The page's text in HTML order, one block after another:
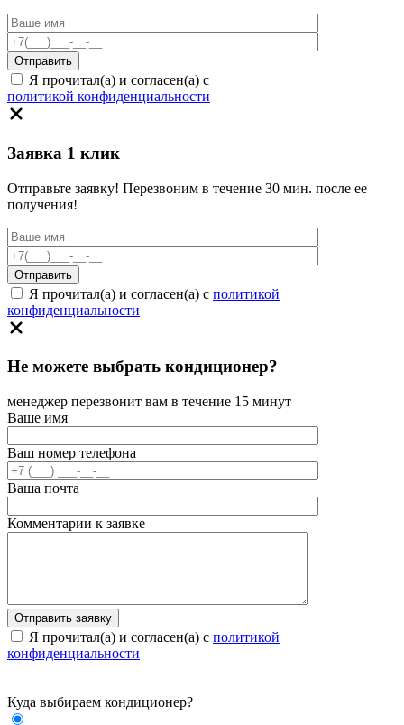
Я прочитал(а) и согласен(а) с
политикой конфиденциальности
Заявка 1 клик
Отправьте заявку! Перезвоним в течение 30 мин. после ее
получения!
Я прочитал(а) и согласен(а) с политикой
конфиденциальности
Не можете выбрать кондиционер?
менеджер перезвонит вам в течение 15 минут
Ваше имя
Ваш номер телефона
Ваша почта
Комментарии к заявке
Я прочитал(а) и согласен(а) с политикой
конфиденциальности
Куда выбираем кондиционер?